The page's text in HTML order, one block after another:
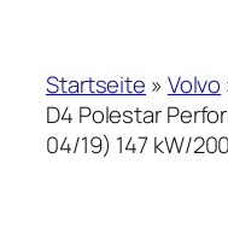
Startseite » Volvo
D4 Polestar
04/19) 147 kW/